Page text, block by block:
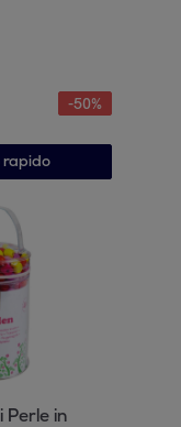
-50%
rapido
Perle in